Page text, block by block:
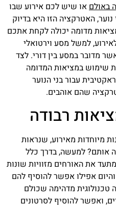
באולםאו שיש לכם אירוע שבו
נוער, האטרקציה הזו היא בדיוק
מדומה יכולה לקחת אתכם
למשל מסע וירטואלי
מדובר במסע בין דורי. לצד
שימוש במציאות המדומה
עבור בני הנוער
שהם אוהבים.
רבודה
מיוחדות מאירוע, שנראות
אותם? למעשה, בדרך כלל
בדוכן של צילום ב-360° שמתעד את האורחים מזוויות שונות
והיום אפילו אפשר להוסיף להם
טכנולוגית מדהימה שכולם
ואפשר להוסיף לסרטונים